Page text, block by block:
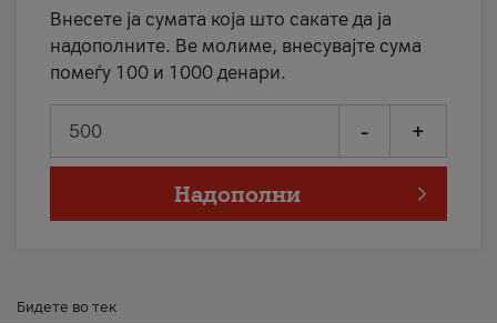
Внесете ја сумата која што сакате да ја
надополните. Ве молиме, внесувајте сума
помеѓу 100 и 1000 денари.
- +
Надополни
Бидете во тек